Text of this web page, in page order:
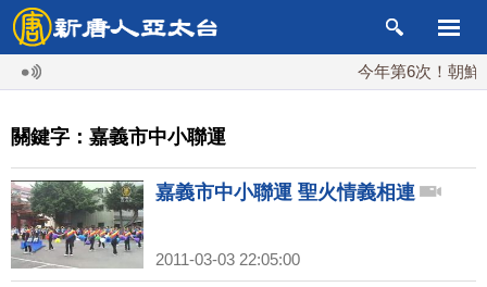
今年第6次！朝鮮
關鍵字：嘉義市中小聯運
嘉義市中小聯運 聖火情義相連
2011-03-03 22:05:00